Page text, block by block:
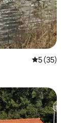
Średnia
5 (35)